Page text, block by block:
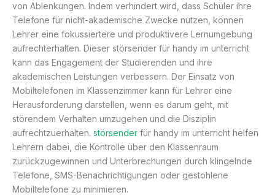
von Ablenkungen. Indem verhindert wird, dass Schüler ihre
Telefone für nicht-akademische Zwecke nutzen, können
Lehrer eine fokussiertere und produktivere Lernumgebung
aufrechterhalten. Dieser störsender für handy im unterricht
kann das Engagement der Studierenden und ihre
akademischen Leistungen verbessern. Der Einsatz von
Mobiltelefonen im Klassenzimmer kann für Lehrer eine
Herausforderung darstellen, wenn es darum geht, mit
störendem Verhalten umzugehen und die Disziplin
aufrechtzuerhalten. störsender für handy im unterricht helfen
Lehrern dabei, die Kontrolle über den Klassenraum
zurückzugewinnen und Unterbrechungen durch klingelnde
Telefone, SMS-Benachrichtigungen oder gestohlene
Mobiltelefone zu minimieren.